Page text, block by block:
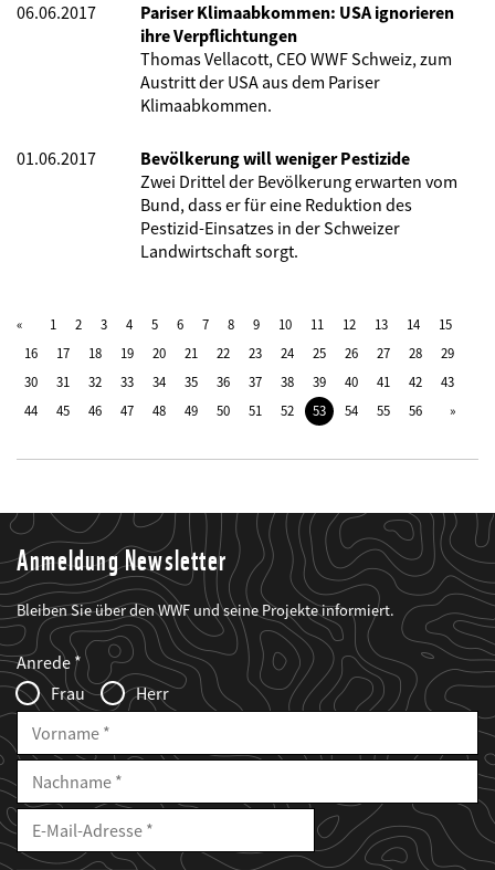
06.06.2017
Pariser Klimaabkommen: USA ignorieren
ihre Verpflichtungen
Thomas Vellacott, CEO WWF Schweiz, zum
Austritt der USA aus dem Pariser
Klimaabkommen.
01.06.2017
Bevölkerung will weniger Pestizide
Zwei Drittel der Bevölkerung erwarten vom
Bund, dass er für eine Reduktion des
Pestizid-Einsatzes in der Schweizer
Landwirtschaft sorgt.
1 2 3 4 5 6 7 8 9 10 11 12 13 14
15
16
17 18 19 20 21 22 23 24 25 26 27 28
29
30
31 32 33 34 35 36 37 38 39 40 41 42
43
44
45 46 47 48 49 50 51 52 53 54 55 56
Anmeldung Newsletter
Bleiben Sie über den WWF und seine Projekte informiert.
Web2Case
Infofelder
Fieldset
anrede_name
Anrede
Frau
Herr
Vorname
Nachname
E-
Mailadresse
E-
Adresse